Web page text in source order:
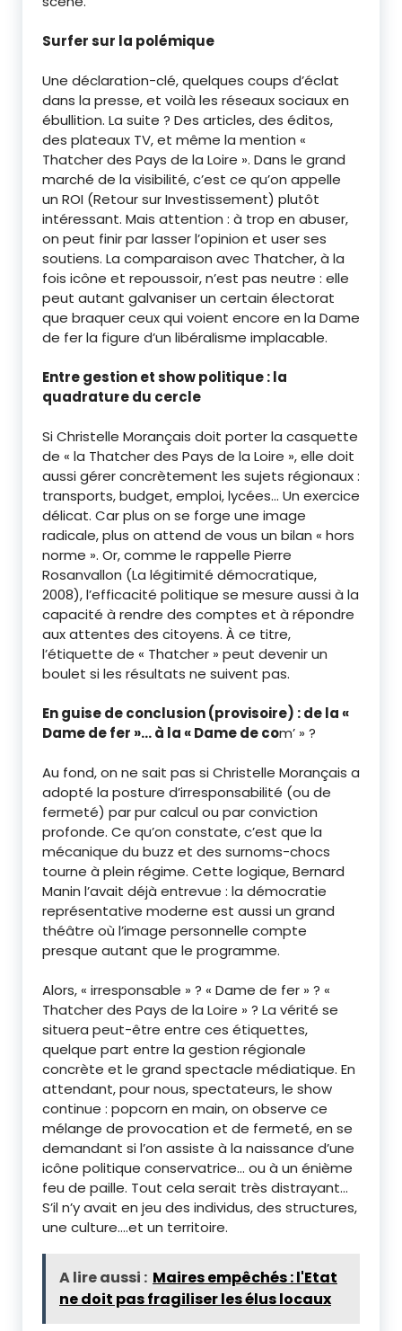
Surfer sur la polémique
Une déclaration-clé, quelques coups d’éclat
dans la presse, et voilà les réseaux sociaux en
ébullition. La suite ? Des articles, des éditos,
des plateaux TV, et même la mention «
Thatcher des Pays de la Loire ». Dans le grand
marché de la visibilité, c’est ce qu’on appelle
un ROI (Retour sur Investissement) plutôt
intéressant. Mais attention : à trop en abuser,
on peut finir par lasser l’opinion et user ses
soutiens. La comparaison avec Thatcher, à la
fois icône et repoussoir, n’est pas neutre : elle
peut autant galvaniser un certain électorat
que braquer ceux qui voient encore en la Dame
de fer la figure d’un libéralisme implacable.
Entre gestion et show politique : la
quadrature du cercle
Si Christelle Morançais doit porter la casquette
de « la Thatcher des Pays de la Loire », elle doit
aussi gérer concrètement les sujets régionaux :
transports, budget, emploi, lycées… Un exercice
délicat. Car plus on se forge une image
radicale, plus on attend de vous un bilan « hors
norme ». Or, comme le rappelle Pierre
Rosanvallon (La légitimité démocratique,
2008), l’efficacité politique se mesure aussi à la
capacité à rendre des comptes et à répondre
aux attentes des citoyens. À ce titre,
l’étiquette de « Thatcher » peut devenir un
boulet si les résultats ne suivent pas.
En guise de conclusion (provisoire) : de la «
Dame de fer »… à la « Dame de com’ » ?
Au fond, on ne sait pas si Christelle Morançais a
adopté la posture d’irresponsabilité (ou de
fermeté) par pur calcul ou par conviction
profonde. Ce qu’on constate, c’est que la
mécanique du buzz et des surnoms-chocs
tourne à plein régime. Cette logique, Bernard
Manin l’avait déjà entrevue : la démocratie
représentative moderne est aussi un grand
théâtre où l’image personnelle compte
presque autant que le programme.
Alors, « irresponsable » ? « Dame de fer » ? «
Thatcher des Pays de la Loire » ? La vérité se
situera peut-être entre ces étiquettes,
quelque part entre la gestion régionale
concrète et le grand spectacle médiatique. En
attendant, pour nous, spectateurs, le show
continue : popcorn en main, on observe ce
mélange de provocation et de fermeté, en se
demandant si l’on assiste à la naissance d’une
icône politique conservatrice… ou à un énième
feu de paille. Tout cela serait très distrayant…
S’il n’y avait en jeu des individus, des structures,
une culture….et un territoire.
A lire aussi : Maires empêchés : l'Etat
ne doit pas fragiliser les élus locaux